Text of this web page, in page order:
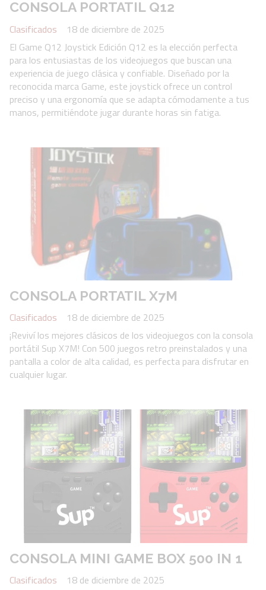
CONSOLA PORTATIL Q12
Clasificados
18 de diciembre de 2025
El Game Q12 Joystick Edición Q12 es la elección perfecta
para los entusiastas de los videojuegos que buscan una
experiencia de juego clásica y confiable. Diseñado por la
reconocida marca Game, este joystick ofrece un control
preciso y una ergonomía que se adapta cómodamente a tus
manos, permitiéndote jugar durante horas sin fatiga.
CONSOLA PORTATIL X7M
Clasificados
18 de diciembre de 2025
¡Reviví los mejores clásicos de los videojuegos con la consola
portátil Sup X7M! Con 500 juegos retro preinstalados y una
pantalla a color de alta calidad, es perfecta para disfrutar en
cualquier lugar.
CONSOLA MINI GAME BOX 500 IN 1
Clasificados
18 de diciembre de 2025